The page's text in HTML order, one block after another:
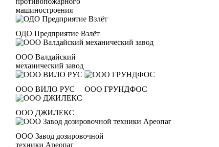
машиностроения
ОДО Предприятие Взлёт
ООО Валдайский
механический завод
ООО ВИЛО РУС ООО ГРУНДФОС
ООО ДЖИЛЕКС
ООО Завод дозировочной
техники Ареопаг